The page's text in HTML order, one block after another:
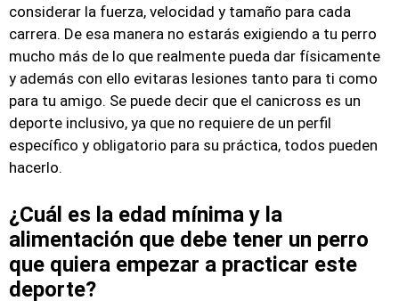
considerar la fuerza, velocidad y tamaño para cada
carrera. De esa manera no estarás exigiendo a tu perro
mucho más de lo que realmente pueda dar físicamente
y además con ello evitaras lesiones tanto para ti como
para tu amigo. Se puede decir que el canicross es un
deporte inclusivo, ya que no requiere de un perfil
específico y obligatorio para su práctica, todos pueden
hacerlo.
¿Cuál es la edad mínima y la
alimentación que debe tener un perro
que quiera empezar a practicar este
deporte?